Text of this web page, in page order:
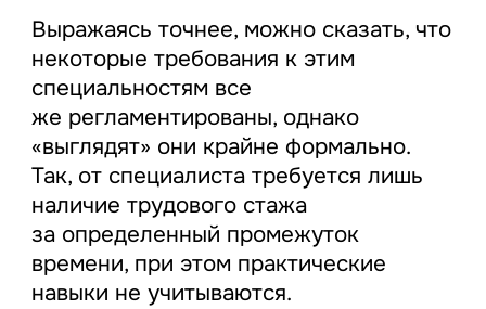
Выражаясь точнее, можно сказать, что
некоторые требования к этим
специальностям все
же регламентированы, однако
«выглядят» они крайне формально.
Так, от специалиста требуется лишь
наличие трудового стажа
за определенный промежуток
времени, при этом практические
навыки не учитываются.